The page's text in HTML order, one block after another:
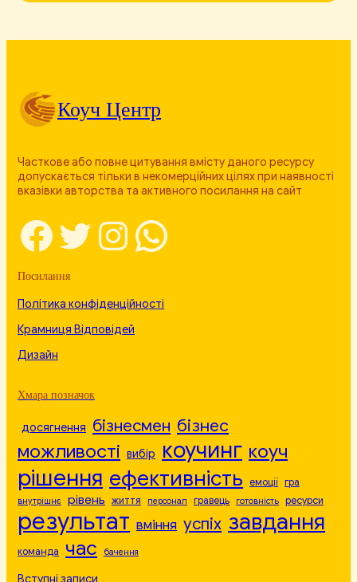
Коуч Центр
Часткове або повне цитування вмісту даного ресурсу
допускається тільки в некомерційних цілях при наявності
вказівки авторства та активного посилання на сайт
Facebook Twitter InstagramWhatsApp
Посилання
Політика конфіденційності
Крамниця Відповідей
Дизайн
Хмара позначок
досягнення бізнесмен бізнес
можливості вибір коучинг коуч
рішення ефективність емоції гра
внутрішнє рівень життя персонал гравець готовність ресурси
результат вміння успіх завдання
команда час бачення
Вступні записи